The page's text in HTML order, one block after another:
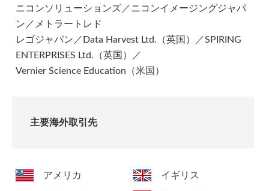
ニコンソリューションズ／ニコンイメージングジャパ
ン／メトラートレド
レゴジャパン／Data Harvest Ltd.（英国）／SPIRING
ENTERPRISES Ltd.（英国）／
Vernier Science Education（米国）
主要海外取引先
アメリカ イギリス